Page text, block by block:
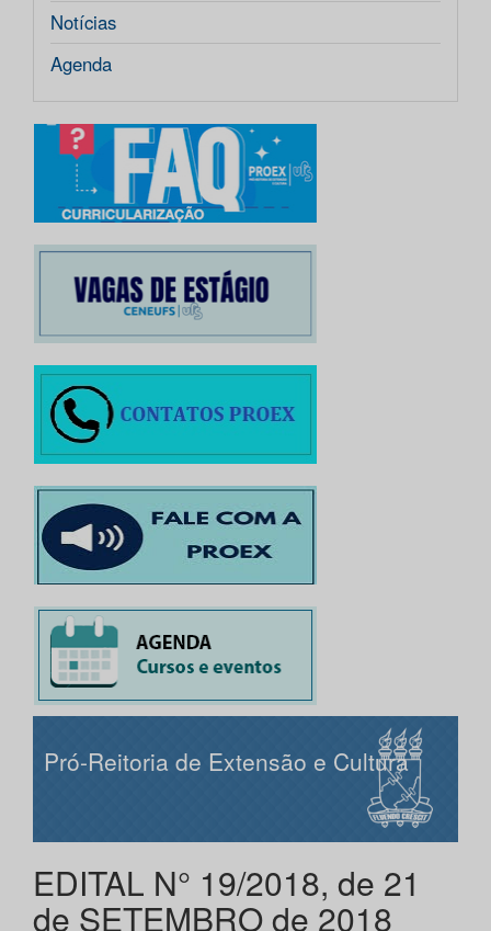
Notícias
Agenda
Pró-Reitoria de Extensão e Cultura
EDITAL N° 19/2018, de 21
de SETEMBRO de 2018